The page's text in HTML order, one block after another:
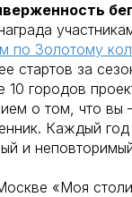
по Золотому
стартов за
городов
о том, что вы
Каждый
и
«Моя